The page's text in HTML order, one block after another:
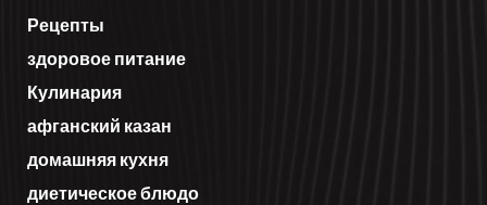
Рецепты
здоровое питание
Кулинария
афганский казан
домашняя кухня
диетическое блюдо